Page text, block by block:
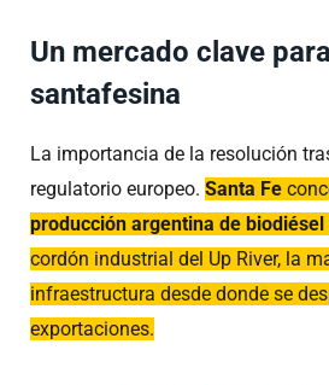
Un mercado clave
santafesina
La importancia de la resolución
regulatorio europeo. Santa Fe
producción argentina de biodiésel
cordón industrial del Up River, la
infraestructura desde donde se
exportaciones.